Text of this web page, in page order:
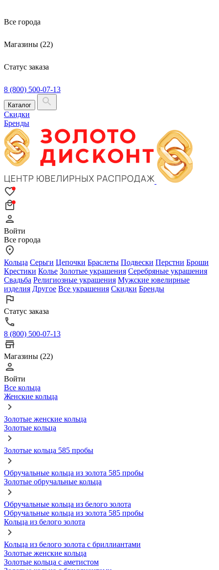
Все города
Магазины (22)
Статус заказа
8 (800) 500-07-13
Каталог
Скидки
Бренды
Войти
Все города
Кольца Серьги Цепочки Браслеты Подвески Перстни Броши
Крестики Колье Золотые украшения Серебряные украшения
Свадьба Религиозные украшения Мужские ювелирные
изделия Другое Все украшения Скидки Бренды
Статус заказа
8 (800) 500-07-13
Магазины (22)
Войти
Все кольца
Женские кольца
Золотые женские кольца
Золотые кольца
Золотые кольца 585 пробы
Обручальные кольца из золота 585 пробы
Золотые обручальные кольца
Обручальные кольца из белого золота
Обручальные кольца из золота 585 пробы
Кольца из белого золота
Кольца из белого золота с бриллиантами
Золотые женские кольца
Золотые кольца с аметистом